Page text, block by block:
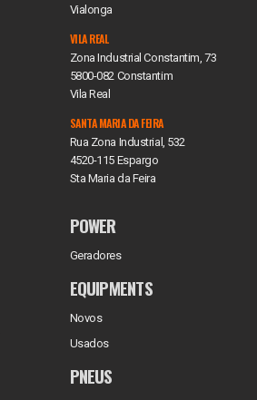
Vialonga
VILA REAL
Zona Industrial Constantim, 73
5800-082 Constantim
Vila Real
SANTA MARIA DA FEIRA
Rua Zona Industrial, 532
4520-115 Espargo
Sta Maria da Feira
POWER
Geradores
EQUIPMENTS
Novos
Usados
PNEUS